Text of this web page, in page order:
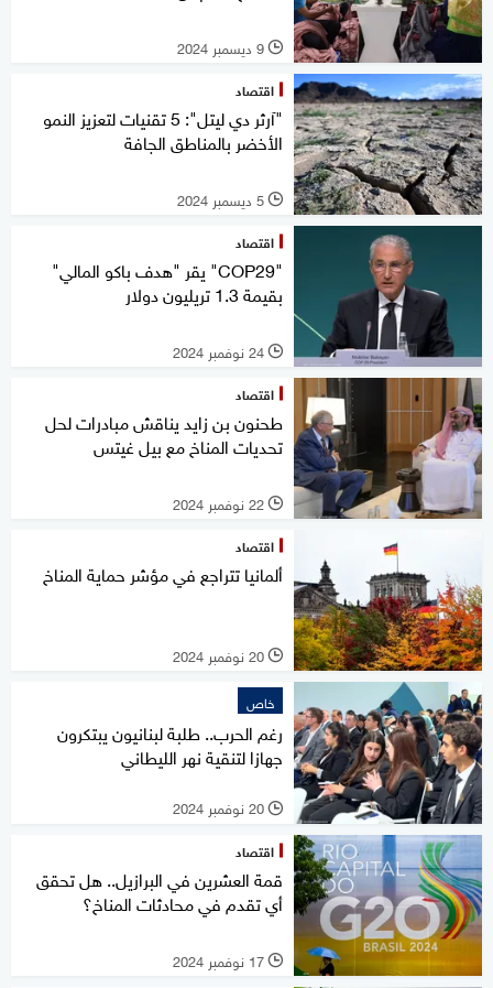
l 9 ديسمبر 2024
اقتصاد
"آرثر دي ليتل": 5 تقنيات لتعزيز النمو
الأخضر بالمناطق الجافة
l 5 ديسمبر 2024
اقتصاد
‏"COP29" يقر "هدف باكو المالي"
بقيمة 1.3 تريليون دولار
l 24 نوفمبر 2024
اقتصاد
طحنون بن زايد يناقش مبادرات لحل
تحديات المناخ مع بيل غيتس
l 22 نوفمبر 2024
اقتصاد
ألمانيا تتراجع في مؤشر حماية المناخ
l 20 نوفمبر 2024
خاص
رغم الحرب.. طلبة لبنانيون يبتكرون
جهازا لتنقية نهر الليطاني
l 20 نوفمبر 2024
اقتصاد
قمة العشرين في البرازيل.. هل تحقق
أي تقدم في محادثات المناخ؟
l 17 نوفمبر 2024